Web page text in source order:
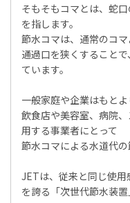
そもそもコマとは、蛇
を指します。
節水コマは、通常のコ
通過口を狭くすること
ています。
一般家庭や企業はもとよ
飲食店や美容室、病院
用する事業者にとって
節水コマによる水道代の
JETは、従来と同じ使
を誇る「次世代節水装置